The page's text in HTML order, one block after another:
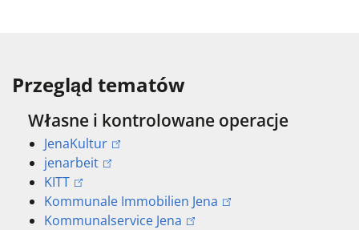
Przegląd tematów
Własne i kontrolowane operacje
JenaKultur
jenarbeit
KITT
Kommunale Immobilien Jena
Kommunalservice Jena